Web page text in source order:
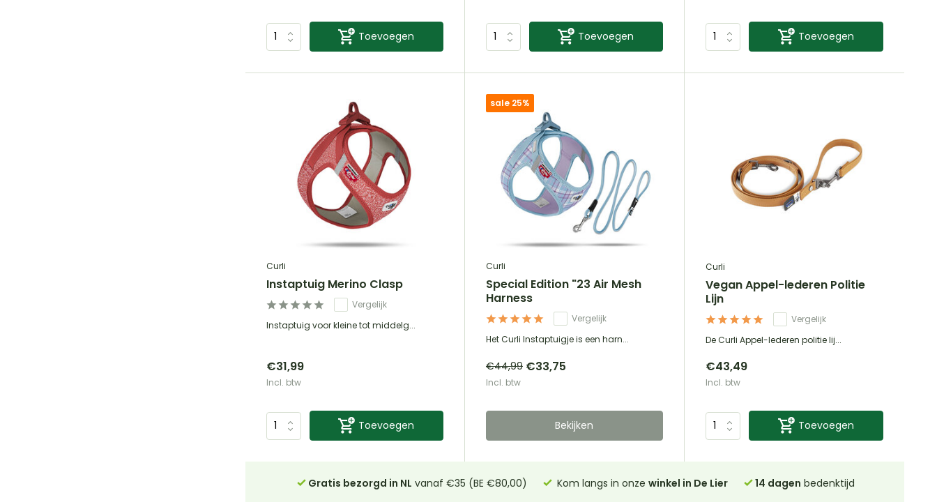
Toevoegen Toevoegen Toevoegen
Curli
Instaptuig Merino Clasp
Vergelijk
Instaptuig voor kleine tot middelg...
€31,99
Incl. btw
Toevoegen
sale 25%
Curli
Special Edition "23 Air Mesh
Harness
Vergelijk
Het Curli Instaptuigje is een harn...
€44,99 €33,75
Incl. btw
Bekijken
Curli
Vegan Appel-lederen Politie
Lijn
Vergelijk
De Curli Appel-lederen politie lij...
€43,49
Incl. btw
Toevoegen
Gratis bezorgd in NL vanaf €35 (BE €80,00) Kom langs in onze winkel in De Lier 14 dagen bedenktijd